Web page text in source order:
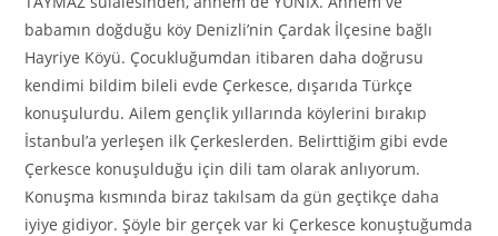
babamın doğduğu köy Denizli’nin Çardak İlçesine bağlı
Hayriye Köyü. Çocukluğumdan itibaren daha doğrusu
kendimi bildim bileli evde Çerkesce, dışarıda Türkçe
konuşulurdu. Ailem gençlik yıllarında köylerini bırakıp
İstanbul’a yerleşen ilk Çerkeslerden. Belirttiğim gibi evde
Çerkesce konuşulduğu için dili tam olarak anlıyorum.
Konuşma kısmında biraz takılsam da gün geçtikçe daha
iyiye gidiyor. Şöyle bir gerçek var ki Çerkesce konuştuğumda